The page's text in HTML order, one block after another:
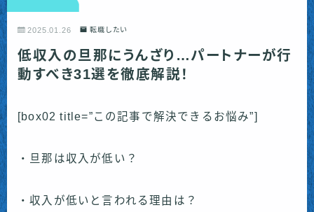
2025.01.26 転職したい
低収入の旦那にうんざり…パートナーが行
動すべき31選を徹底解説！
[box02 title=”この記事で解決できるお悩み”]
・旦那は収入が低い？
・収入が低いと言われる理由は？